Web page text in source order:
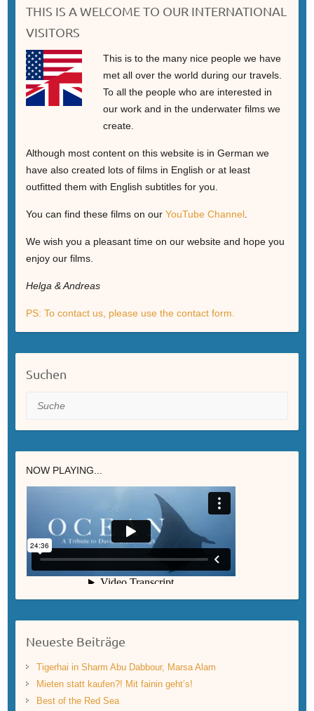
THIS IS A WELCOME TO OUR INTERNATIONAL
VISITORS
This is to the many nice people we have
met all over the world during our travels.
To all the people who are interested in
our work and in the underwater films we
create.
Although most content on this website is in German we
have also created lots of films in English or at least
outfitted them with English subtitles for you.
You can find these films on our YouTube Channel.
We wish you a pleasant time on our website and hope you
enjoy our films.
Helga & Andreas
PS: To contact us, please use the contact form.
Suchen
Suche
NOW PLAYING...
Neueste Beiträge
Tigerhai in Sharm Abu Dabbour, Marsa Alam
Mieten statt kaufen?! Mit fainin geht’s!
Best of the Red Sea